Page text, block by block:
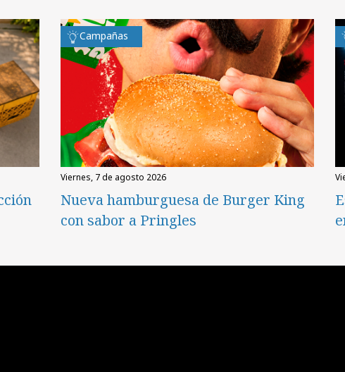
Campañas
viernes, 7 de agosto 2026
Nueva hamburguesa de Burger King
con sabor a Pringles